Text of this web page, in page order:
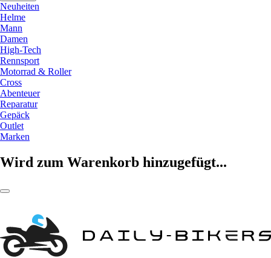
Neuheiten
Helme
Mann
Damen
High-Tech
Rennsport
Motorrad & Roller
Cross
Abenteuer
Reparatur
Gepäck
Outlet
Marken
Wird zum Warenkorb hinzugefügt...